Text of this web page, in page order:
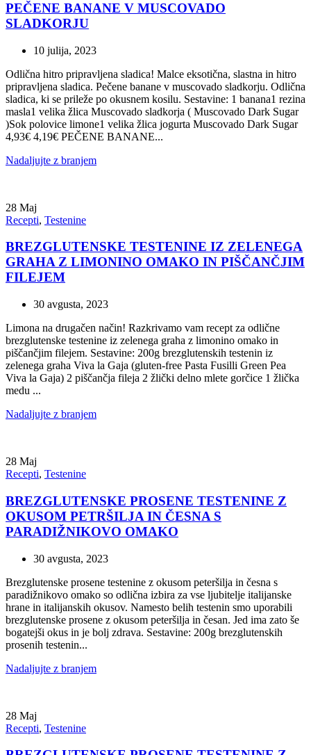
PEČENE BANANE V MUSCOVADO
SLADKORJU
10 julija, 2023
Odlična hitro pripravljena sladica! Malce eksotična, slastna in hitro
pripravljena sladica. Pečene banane v muscovado sladkorju. Odlična
sladica, ki se prileže po okusnem kosilu. Sestavine: 1 banana1 rezina
masla1 velika žlica Muscovado sladkorja ( Muscovado Dark Sugar
)Sok polovice limone1 velika žlica jogurta Muscovado Dark Sugar
4,93€ 4,19€ PEČENE BANANE...
Nadaljujte z branjem
28 Maj
Recepti, Testenine
BREZGLUTENSKE TESTENINE IZ ZELENEGA
GRAHA Z LIMONINO OMAKO IN PIŠČANČJIM
FILEJEM
30 avgusta, 2023
Limona na drugačen način! Razkrivamo vam recept za odlične
brezglutenske testenine iz zelenega graha z limonino omako in
piščančjim filejem. Sestavine: 200g brezglutenskih testenin iz
zelenega graha Viva la Gaja (gluten-free Pasta Fusilli Green Pea
Viva la Gaja) 2 piščančja fileja 2 žlički delno mlete gorčice 1 žlička
medu ...
Nadaljujte z branjem
28 Maj
Recepti, Testenine
BREZGLUTENSKE PROSENE TESTENINE Z
OKUSOM PETRŠILJA IN ČESNA S
PARADIŽNIKOVO OMAKO
30 avgusta, 2023
Brezglutenske prosene testenine z okusom peteršilja in česna s
paradižnikovo omako so odlična izbira za vse ljubitelje italijanske
hrane in italijanskih okusov. Namesto belih testenin smo uporabili
brezglutenske prosene z okusom peteršilja in česan. Jed ima zato še
bogatejši okus in je bolj zdrava. Sestavine: 200g brezglutenskih
prosenih testenin...
Nadaljujte z branjem
28 Maj
Recepti, Testenine